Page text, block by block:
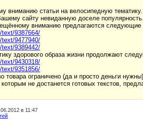
вниманию статьи на велосипедную
сайту невиданную доселе популярность.
вниманию предлагаются следующие
text/9387664/
text/9477940/
text/9389442/
здорового образа жизни продолжают
text/9430318/
text/9351856/
товара ограничено (да и просто деньги
которым не достанется готовых текстов,
в 11:47